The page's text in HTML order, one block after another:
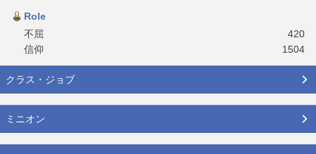
Role
不屈
420
信仰
1504
クラス・ジョブ
ミニオン